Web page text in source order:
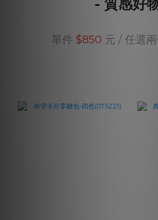
- 質感好
單件 $850 元 / 任選